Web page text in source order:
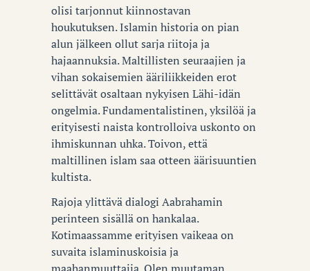
olisi tarjonnut kiinnostavan
houkutuksen. Islamin historia on pian
alun jälkeen ollut sarja riitoja ja
hajaannuksia. Maltillisten seuraajien ja
vihan sokaisemien ääriliikkeiden erot
selittävät osaltaan nykyisen Lähi-idän
ongelmia. Fundamentalistinen, yksilöä ja
erityisesti naista kontrolloiva uskonto on
ihmiskunnan uhka. Toivon, että
maltillinen islam saa otteen äärisuuntien
kultista.
Rajoja ylittävä dialogi Aabrahamin
perinteen sisällä on hankalaa.
Kotimaassamme erityisen vaikeaa on
suvaita islaminuskoisia ja